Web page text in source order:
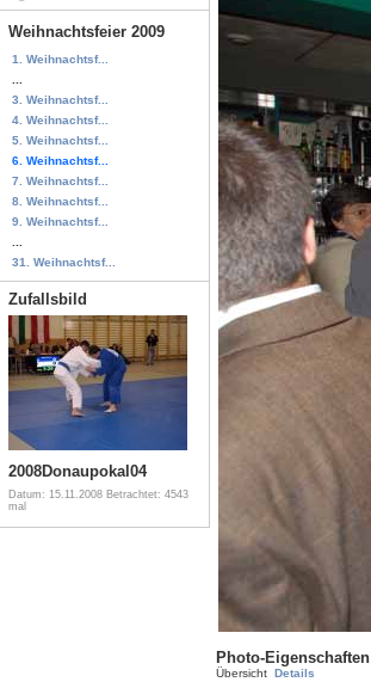
Weihnachtsfeier 2009
1. Weihnachtsf...
3. Weihnachtsf...
4. Weihnachtsf...
5. Weihnachtsf...
6. Weihnachtsf...
7. Weihnachtsf...
8. Weihnachtsf...
9. Weihnachtsf...
31. Weihnachtsf...
Zufallsbild
2008Donaupokal04
Datum: 15.11.2008 Betrachtet: 4543
mal
Photo-Eigenschaften
Übersicht Details